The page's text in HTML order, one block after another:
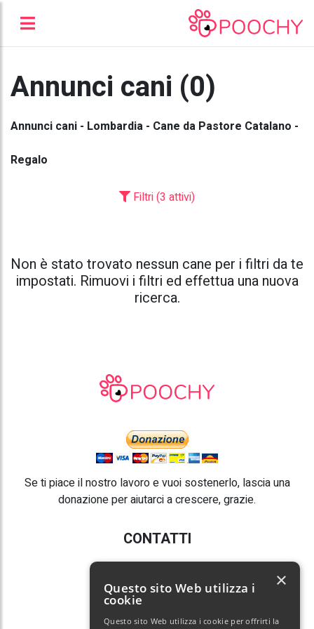
Annunci cani (0)
Annunci cani - Lombardia - Cane da Pastore Catalano -
Regalo
Filtri (3 attivi)
Non è stato trovato nessun cane per i filtri da te
impostati. Rimuovi i filtri ed effettua una nuova
ricerca.
Se ti piace il nostro lavoro e vuoi sostenerlo, lascia una
donazione per aiutarci a crescere, grazie.
CONTATTI
E-mail:info@poochy.it
Questo sito Web utilizza i
cookie
Questo sito Web utilizza i cookie per offrirti la
×